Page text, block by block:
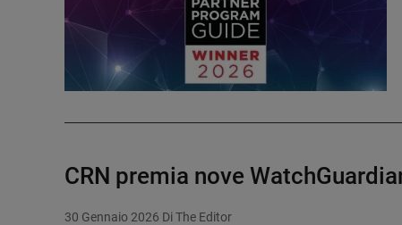
CRN premia nove
30 Gennaio 2026 Di The Editor